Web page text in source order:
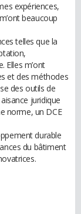
expériences,
beaucoup
telles que la
Elles m’ont
et des méthodes
des outils de
juridique
norme, un DCE
durable
du bâtiment